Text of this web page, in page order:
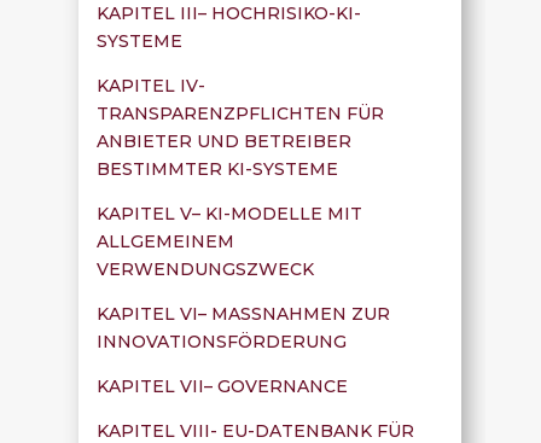
KAPITEL III– HOCHRISIKO-KI-
SYSTEME
KAPITEL IV-
TRANSPARENZPFLICHTEN FÜR
ANBIETER UND BETREIBER
BESTIMMTER KI-SYSTEME
KAPITEL V– KI-MODELLE MIT
ALLGEMEINEM
VERWENDUNGSZWECK
KAPITEL VI– MASSNAHMEN ZUR
INNOVATIONSFÖRDERUNG
KAPITEL VII– GOVERNANCE
KAPITEL VIII- EU-DATENBANK FÜR